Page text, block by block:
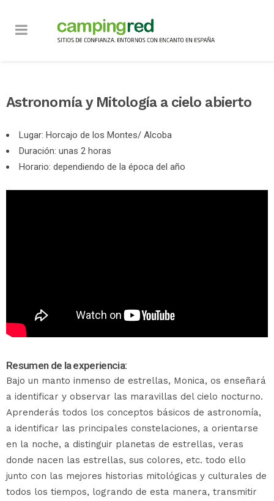
Astronomía y Mitología a cielo abierto
Lugar: Horcajo de los Montes/ Alcoba
Duración: unas 2 horas
Horario: dependiendo de la época del año
Resumen de la experiencia:
Bajo un manto inmenso de estrellas, Monica, os enseñará
a identificar y observar las maravillas del cielo nocturno.
Aprenderás todos los conceptos básicos de astronomía,
a identificar las principales constelaciones, a orientarse
en la noche, a distinguir planetas de estrellas, veras
donde nacen las estrellas, sus colores, etc. todo ello
junto con las mejores historias mitológicas y culturales de
todos los tiempos, logrando de esta manera, transmitir